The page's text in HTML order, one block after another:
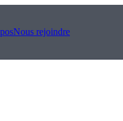
Nous rejoindre